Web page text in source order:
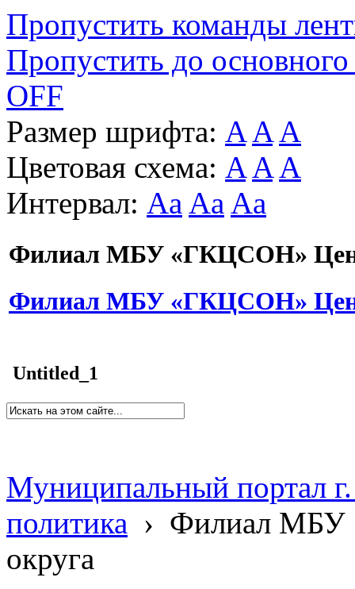
Пропустить команды
Пропустить до основного
OFF
Размер шрифта: A A A
Цветовая схема: A A A
Интервал: Aa Aa Aa
Филиал МБУ «ГКЦСОН»
Филиал МБУ «ГКЦСОН»
Untitled_1
Муниципальный портал
политика › Филиал МБУ
округа